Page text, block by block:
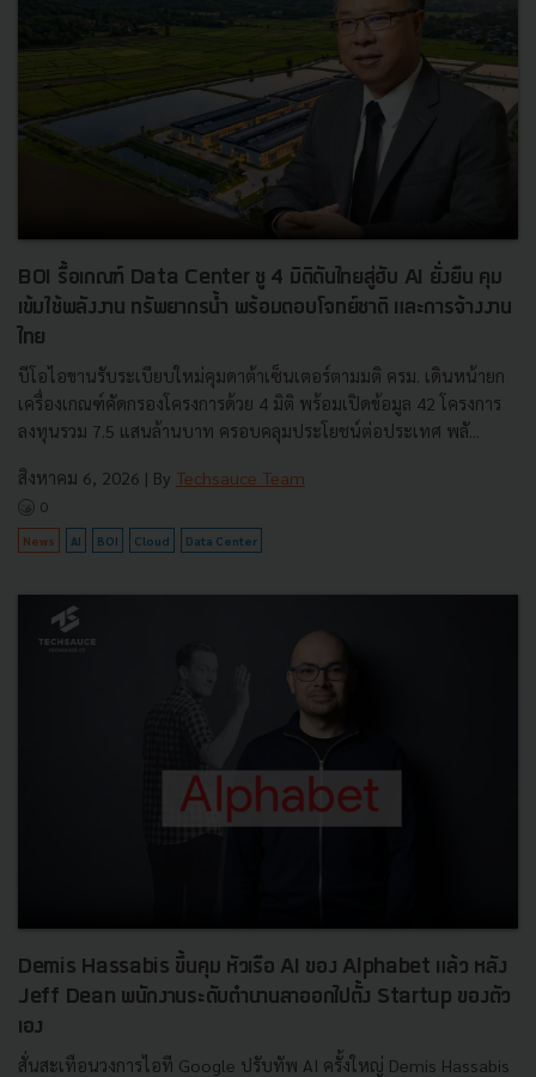
BOI รื้อเกณฑ์ Data Center ชู 4 มิติดันไทยสู่ฮับ AI ยั่งยืน คุม
เข้มใช้พลังงาน ทรัพยากรน้ำ พร้อมตอบโจทย์ชาติ และการจ้างงาน
ไทย
บีโอไอขานรับระเบียบใหม่คุมดาต้าเซ็นเตอร์ตามมติ ครม. เดินหน้ายก
เครื่องเกณฑ์คัดกรองโครงการด้วย 4 มิติ พร้อมเปิดข้อมูล 42 โครงการ
ลงทุนรวม 7.5 แสนล้านบาท ครอบคลุมประโยชน์ต่อประเทศ พลั...
สิงหาคม 6, 2026 | By Techsauce Team
0
News AI BOI Cloud Data Center
Demis Hassabis ขึ้นคุม หัวเรือ AI ของ Alphabet แล้ว หลัง
Jeff Dean พนักงานระดับตำนานลาออกไปตั้ง Startup ของตัว
เอง
สั่นสะเทือนวงการไอที Google ปรับทัพ AI ครั้งใหญ่ Demis Hassabis